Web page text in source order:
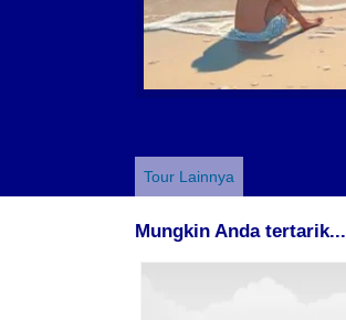
Tour Lainnya
Mungkin Anda tertarik...